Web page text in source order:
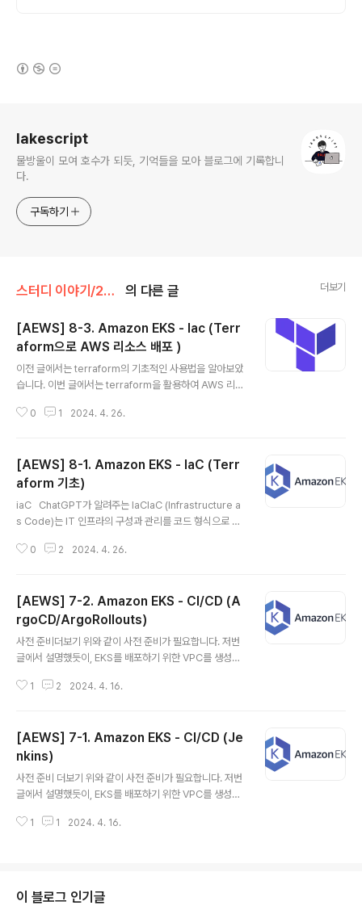
lakescript
물방울이 모여 호수가 되듯, 기억들을 모아 블로그에 기록합니
다.
구독하기
스터디 이야기/24' AWS EKS 의 다른 글 더보기
[AEWS] 8-3. Amazon EKS - Iac (Terr
aform으로 AWS 리소스 배포 )
이전 글에서는 terraform의 기초적인 사용법을 알아보았
습니다. 이번 글에서는 terraform을 활용하여 AWS 리소
니다. VPC 배포terraform 소스 생성vpc.tf 파일 생성to
urce "aws_vpc" "myvpc" { cidr_block = "10.10.0.
0/16" tags = { Name = "aews-study" }} 위의 코드를
통해 vpc를 생성하는 terraform 코드를 작성합니다. te
rraform 실행init & plan & ap..
0 1 2024. 4. 26.
[AEWS] 8-1. Amazon EKS - IaC (Terr
aform 기초)
iaC ChatGPT가 알려주는 IaCIaC (Infrastructure a
s Code)는 IT 인프라의 구성과 관리를 코드 형식으로 처
용하여 인프라를 설정하고 유지보수함으로써, 전통적인 수
하는 데 매우 유용합니다. 즉, IaC는 인프라를 code로서
관리하는 것을 의미합니다. 장점속도 및 효율성코드를 통
해 인프라를 자동으로 배포할 수 있어 시간이 크게 단축됩
니다. 또한 필요할 때마다 즉시 환경을 재생성하거나 복제
할 수 있습니다. 오류 감소인프라를 코드로 관리함으로써
수동으로 관리하면서 발생할 수 있는 실수를 줄일 수 있습
0 2 2024. 4. 26.
[AEWS] 7-2. Amazon EKS - CI/CD (A
rgoCD/ArgoRollouts)
사전 준비더보기 위와 같이 사전 준비가 필요합니다. 저번
글에서 설명했듯이, EKS를 배포하기 위한 VPC를 생성하
후 EKS Cluster에 접근하기 위한 bastion EC2를 미리
스토리지 클래스 생성합니다. Argo ChatGPT가 알려주
는 Argo"Argo"는 쿠버네티스(Kubernetes) 기반 워크
플로우 자동화를 위한 오픈 소스 도구 모음을 지칭합니다.
이 도구 모음은 주로 DevOps와 GitOps 방식을 통해 쿠
버네티스 애플리케이션의 배포 및 관리를..
1 2 2024. 4. 16.
[AEWS] 7-1. Amazon EKS - CI/CD (Je
nkins)
사전 준비 더보기 위와 같이 사전 준비가 필요합니다. 저번
글에서 설명했듯이, EKS를 배포하기 위한 VPC를 생성하
후 EKS Cluster에 접근하기 위한 bastion EC2를 미리
(Continuous Integration/Continuous Delivery) 워
크플로우를 지원하여 개발자가 코드 변경 사항을 자동으로
1 1 2024. 4. 16.
이 블로그 인기글